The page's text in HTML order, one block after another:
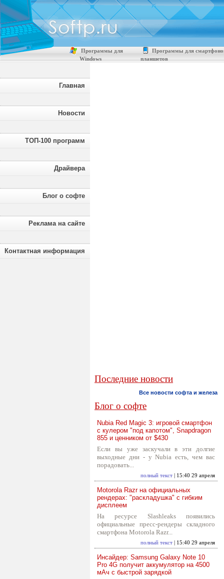
Программы для
Windows
Программы для
планшетов
Главная
Новости
ТОП-100 программ
Драйвера
Блог о софте
Реклама на сайте
Контактная информация
Последние новости
Все новости софта и железа
Блог о софте
Nubia Red Magic 3: игровой смартфон
с кулером "под капотом", Snapdragon
855 и ценником от $430
Если вы уже заскучали в эти долгие
выходные дни - у Nubia есть, чем вас
порадовать...
полный текст | 15:40 29 апреля
Motorola Razr на официальных
рендерах: "раскладушка" с гибким
дисплеем
На ресурсе Slashleaks появились
официальные пресс-рендеры складного
смартфона Motorola Razr...
полный текст | 15:40 29 апреля
Инсайдер: Samsung Galaxy Note 10
Pro 4G получит аккумулятор на 4500
мАч с быстрой зарядкой